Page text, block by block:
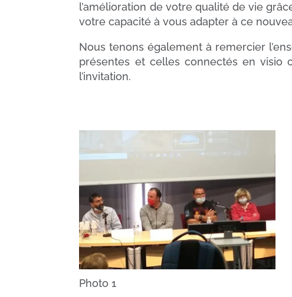
l’amélioration de votre qualité de vie
votre capacité à vous adapter à ce
Nous tenons également à remercier
présentes et celles connectés en visio
l’invitation.
Photo 1